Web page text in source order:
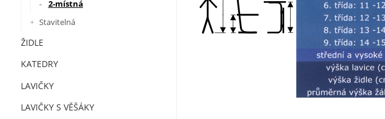
2-místná
Stavitelná
ŽIDLE
KATEDRY
LAVIČKY
LAVIČKY S VĚŠÁKY